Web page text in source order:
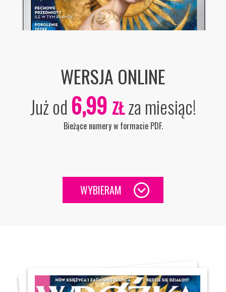
WERSJA ONLINE
Już od 6,99 ZŁza miesiąc!
Bieżące numery w formacie PDF.
WYBIERAM